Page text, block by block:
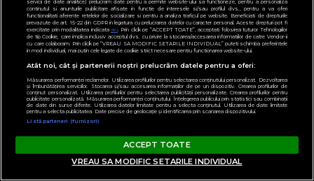
servicii de date analitice) prelucram date pentru a permite website-ului sa functioneze, pentru a personaliza
continutul si anunturile publicitare afisate in functie de interesele si/sau profilul dvs., pentru a va oferi
functionalitati aferente retelelor de socializare si pentru a analiza traficul pe website. Beneficiati de drepturile
prevazute de art. 15-22 din GDPR in legatura cu prelucrarea datelor cu caracter personal. Aceste drepturi pot fi
exercitate prin modalitatea indicataaici. Prin click pe “ACCEPT TOATE”, acceptati folosirea tuturor Tehnologiilor
de tip Cookie, care implica inclusiv acceptul dvs. cu privire la stocarea/accesarea informatiilor de catre Vendor-ii
cu care colaboram. Prin click pe “VREAU SA MODIFIC SETARILE INDIVIDUAL” puteti schimba preferintele
in mod individual, mai putin cele legate de cookie strict necesare pentru functionarea website-ului.
Atât noi, cât și partenerii noștri prelucrăm datele pentru a oferi:
Măsurarea performanței reclamelor. Utilizarea profilurilor pentru selectarea conținutului personalizat. Dezvoltarea
și îmbunătățirea serviciilor. Stocarea și/sau accesarea informațiilor de pe un dispozitiv. Crearea profilurilor de
conținut personalizat. Utilizarea profilurilor pentru selectarea publicității personalizate. Crearea profilurilor pentru
publicitate personalizată. Măsurarea performanței conținutului. Înțelegerea publicului prin statistici sau combinații
de date din surse diferite. Utilizarea datelor limitate pentru a selecta conținutul. Utilizarea de date limitate
pentru a selecta publicitatea. Date precise de geolocație și identificarea prin scanarea dispozitivului.
Listă parteneri (furnizori)
ACCEPT TOATE
VREAU SA MODIFIC SETARILE INDIVIDUAL